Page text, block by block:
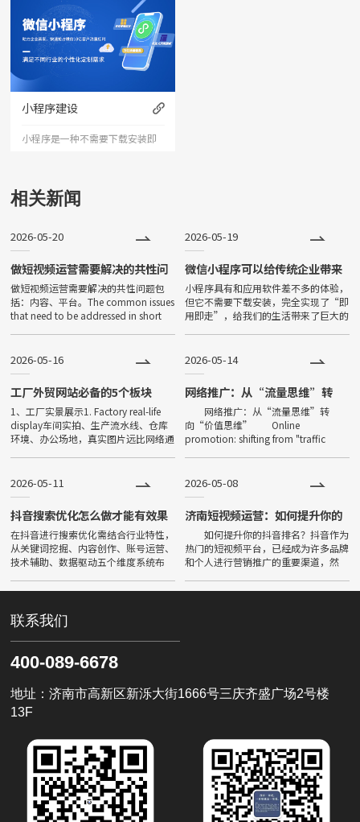
直接的将产品、服务展现出来，
是相对文字和图片更加直接和的
表达形式。
小程序建设
小程序是一种不需要下载安装即
用下载、打开方便、传播便利，
深受大家喜爱，发展非常迅速。
目前小程序全国保有量已超过500
万。
相关新闻
2026-05-20
做短视频运营需要解决的共性问
题
做短视频运营需要解决的共性问题包
括：内容、平台。The common issues
that need to be addressed in short
2026-05-19
微信小程序可以给传统企业带来
哪些好处？
小程序具有和应用软件差不多的体验，
但它不需要下载安装，完全实现了“即
用即走”，给我们的生活带来了巨大的
小程序的开发。唐山网页设计那么
2026-05-16
工厂外贸网站必备的5个板块
1、工厂实景展示1. Factory real-life
display车间实拍、生产流水线、仓库
环境、办公场地，真实图片远比网络通
2026-05-14
网络推广：从“流量思维”转
向“价值思维”
网络推广：从“流量思维”转
向“价值思维” Online
promotion: shifting from "traffic
2026-05-11
抖音搜索优化怎么做才能有效果
在抖音进行搜索优化需结合行业特性，
从关键词挖掘、内容创作、账号运营、
技术辅助、数据驱动五个维度系统布
optimization in Tiktok needs t
2026-05-08
济南短视频运营：如何提升你的
抖音排名，低成本获取精准流量
如何提升你的抖音排名？抖音作为
热门的短视频平台，已经成为许多品牌
和个人进行营销推广的重要渠道，然
让自己的品牌内容更容易被用户发现，
联系我们
400-089-6678
地址：济南市高新区新泺大街1666号三庆齐盛广场2号楼
13F